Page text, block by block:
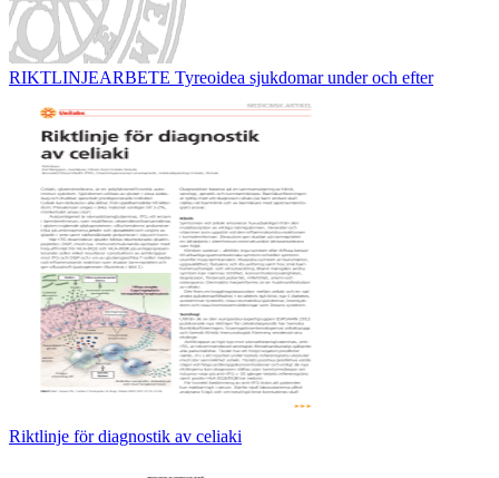
RIKTLINJEARBETE Tyreoidea sjukdomar under och efter
Riktlinje för diagnostik av celiaki